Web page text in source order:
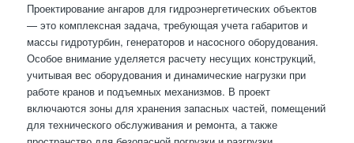
Проектирование ангаров для гидроэнергетических объектов
— это комплексная задача, требующая учета габаритов и
массы гидротурбин, генераторов и насосного оборудования.
Особое внимание уделяется расчету несущих конструкций,
учитывая вес оборудования и динамические нагрузки при
работе кранов и подъемных механизмов. В проект
включаются зоны для хранения запасных частей, помещений
для технического обслуживания и ремонта, а также